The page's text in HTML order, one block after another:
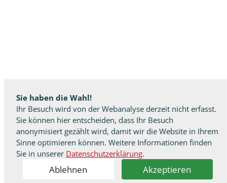
Sie haben die Wahl!
Ihr Besuch wird von der Webanalyse derzeit nicht erfasst.
Sie können hier entscheiden, dass Ihr Besuch
anonymisiert gezählt wird, damit wir die Website in Ihrem
Sinne optimieren können. Weitere Informationen finden
Sie in unserer Datenschutzerklärung.
Ablehnen Akzeptieren